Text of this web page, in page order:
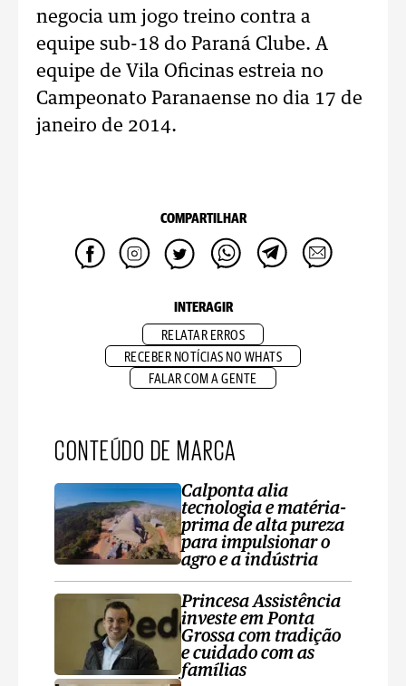
negocia um jogo treino contra a
equipe sub-18 do Paraná Clube. A
equipe de Vila Oficinas estreia no
Campeonato Paranaense no dia 17 de
janeiro de 2014.
COMPARTILHAR
INTERAGIR
RELATAR ERROS
RECEBER NOTÍCIAS NO WHATS
FALAR COM A GENTE
CONTEÚDO DE MARCA
Calponta alia
tecnologia e matéria-
prima de alta pureza
para impulsionar o
agro e a indústria
Princesa Assistência
investe em Ponta
Grossa com tradição
e cuidado com as
famílias